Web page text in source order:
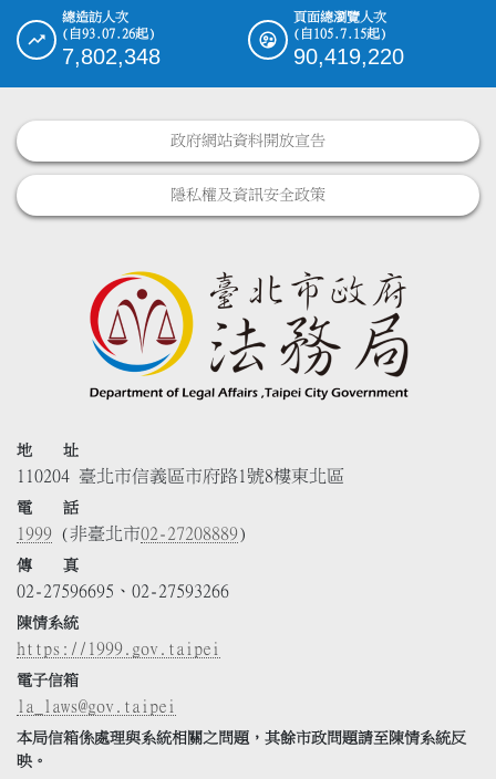
總造訪人次
(自93.07.26起)
7,802,348
頁面總瀏覽人次
(自105.7.15起)
90,419,220
政府網站資料開放宣告
隱私權及資訊安全政策
地 址
110204 臺北市信義區市府路1號8樓東北區
電 話
1999 (非臺北市02-27208889)
傳 真
02-27596695、02-27593266
陳情系統
https://1999.gov.taipei
電子信箱
la_laws@gov.taipei
本局信箱係處理與系統相關之問題，其餘市政問題請至陳情系統反
映。